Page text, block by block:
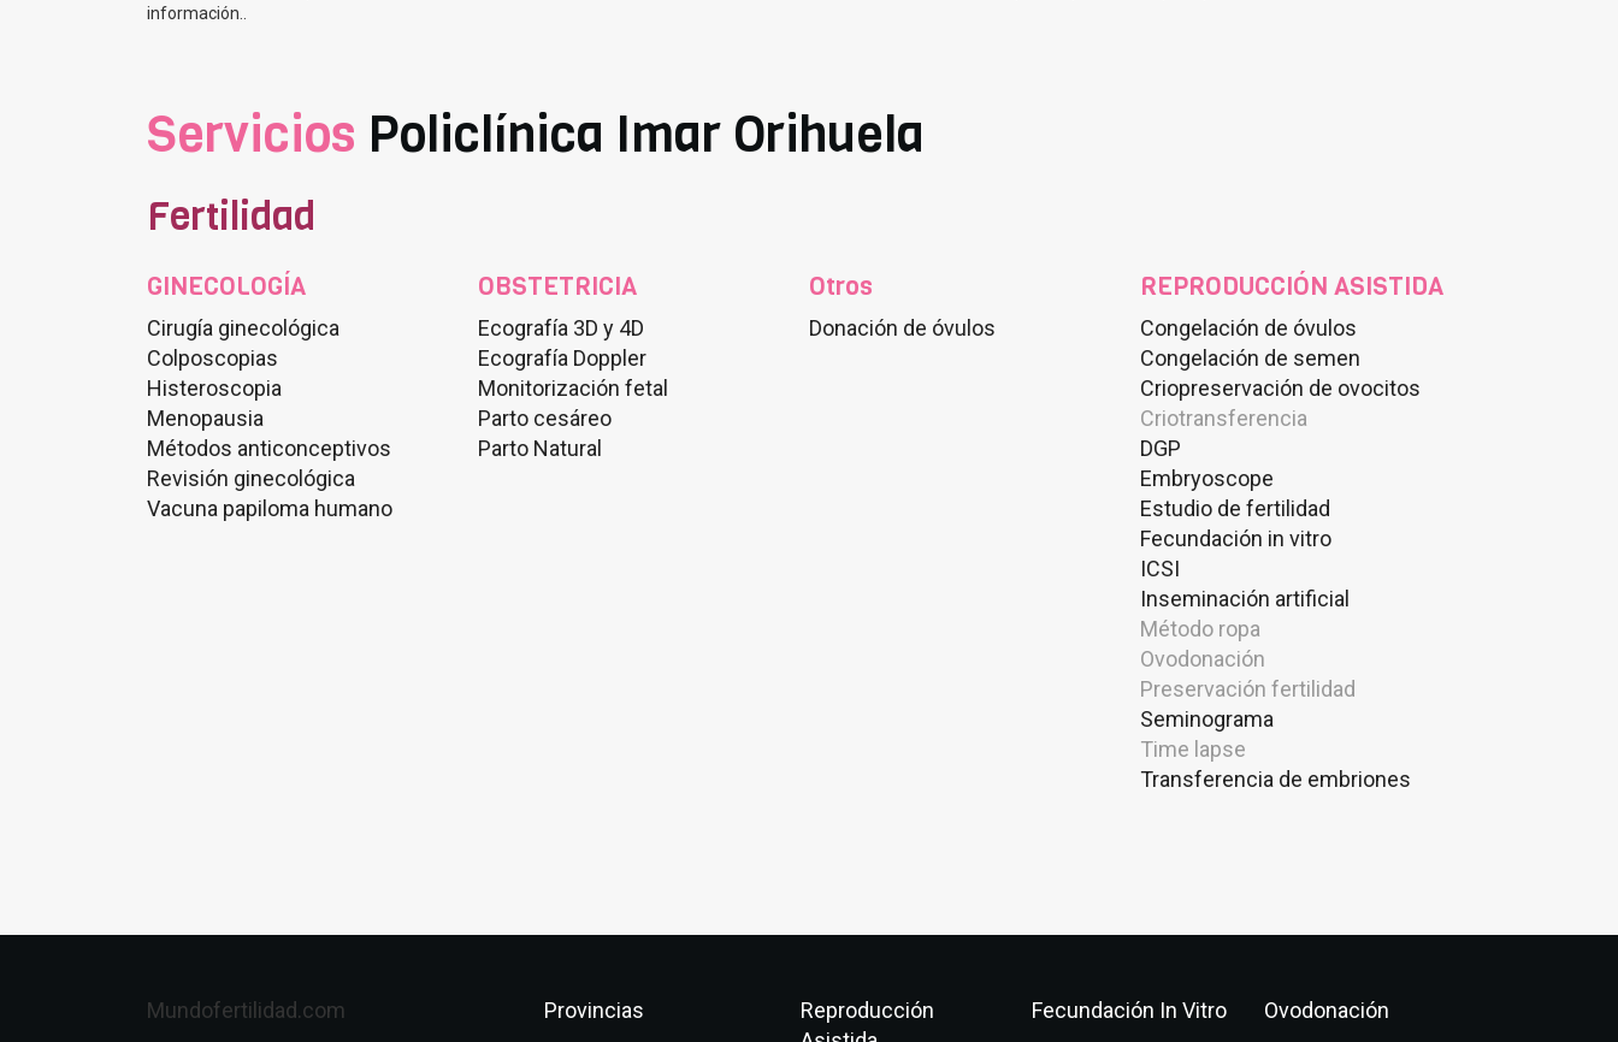
información..
Servicios Policlínica Imar Orihuela
Fertilidad
GINECOLOGÍA
Cirugía ginecológica
Colposcopias
Histeroscopia
Menopausia
Métodos anticonceptivos
Revisión ginecológica
Vacuna papiloma humano
OBSTETRICIA
Ecografía 3D y 4D
Ecografía Doppler
Monitorización fetal
Parto cesáreo
Parto Natural
Otros
Donación de óvulos
REPRODUCCIÓN ASISTIDA
Congelación de óvulos
Congelación de semen
Criopreservación de ovocitos
Criotransferencia
DGP
Embryoscope
Estudio de fertilidad
Fecundación in vitro
ICSI
Inseminación artificial
Método ropa
Ovodonación
Preservación fertilidad
Seminograma
Time lapse
Transferencia de embriones
Mundofertilidad.com Provincias
Reproducción
Fecundación In Vitro Ovodonación